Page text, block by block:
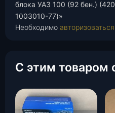
блока УАЗ 100 (92 бен.)
1003010-77)»
Необходимо авторизоваться
С этим товаром